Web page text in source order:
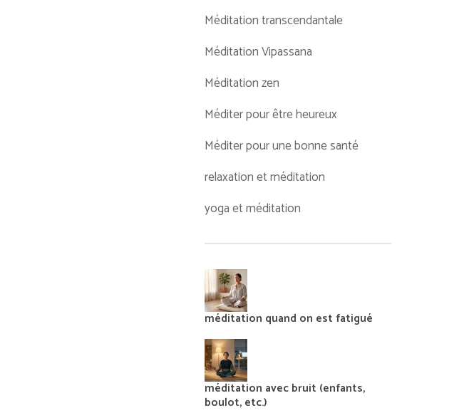
Méditation transcendantale
Méditation Vipassana
Méditation zen
Méditer pour être heureux
Méditer pour une bonne santé
relaxation et méditation
yoga et méditation
méditation quand on est fatigué
méditation avec bruit (enfants,
boulot, etc.)